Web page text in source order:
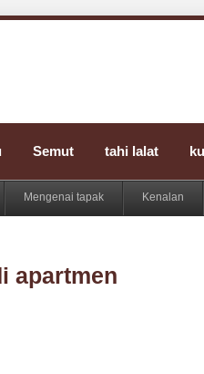
Semut tahi lalat
Mengenai tapak Kenalan
apartmen